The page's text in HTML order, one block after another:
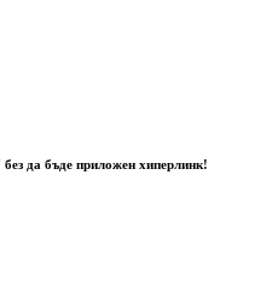
да бъде приложен хиперлинк!